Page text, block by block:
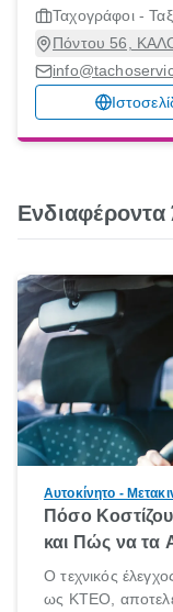
Ταχογράφοι -
Πόντου 56,
Αυτοκίνητο -
Πόσο
και Πώς να τα
Ο τεχνικός
ως ΚΤΕΟ,